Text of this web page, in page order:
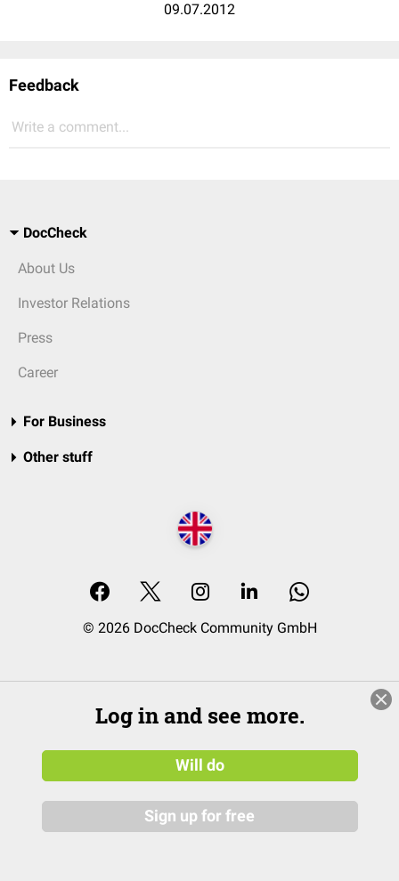
09.07.2012
Feedback
Write a comment...
DocCheck
About Us
Investor Relations
Press
Career
For Business
Other stuff
© 2026 DocCheck Community GmbH
Log in and see more.
Will do
Sign up for free